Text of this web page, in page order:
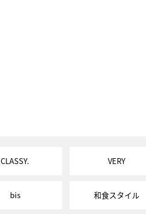
CLASSY. VERY
bis 和食スタイル